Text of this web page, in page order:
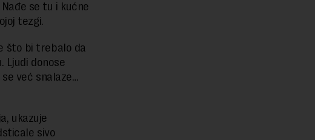
se tu i kućne
tezgi.
što bi trebalo da
Ljudi donose
već snalaze…
ukazuje
sivo